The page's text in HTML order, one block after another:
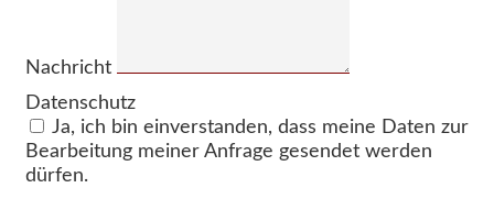
Nachricht
Datenschutz
Ja, ich bin einverstanden, dass meine Daten zur
Bearbeitung meiner Anfrage gesendet werden
dürfen.